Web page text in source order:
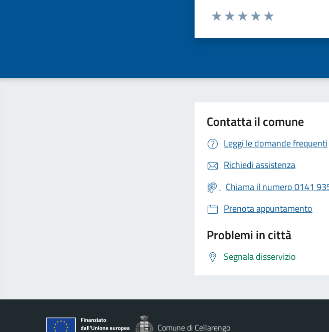
Valuta da 1 a 5 stelle la pagina
Contatta il comune
Leggi le domande frequenti
Richiedi assistenza
Chiama il numero 0141
Prenota appuntamento
Problemi in città
Segnala disservizio
Comune di Cellarengo